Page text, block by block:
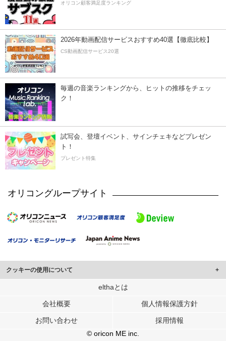
オリコン顧客満足度ランキング
2026年動画配信サービスおすすめ40選【徹底比較】
CS動画配信サービス20選
毎週の音楽ランキングから、ヒットの推移をチェッ
ク！
試写会、登壇イベント、サインチェキなどプレゼン
ト！
プレゼント特集
オリコングループサイト
クッキーの使用について
このサイトでは Cookie を使用して、ユーザーに合わせたコンテンツや広告の
行っています。
メディアや広告配信、データ解析の各パートナーに提供しています。
各パートナーは、この情報とユーザーが各パートナーに提供した他の情報や、
ユーザーが各パートナーのサービスを使用したときに収集した他の情報を組み
elthaとは
会社概要 個人情報保護方針
お問い合わせ
採用情報
© oricon ME inc.